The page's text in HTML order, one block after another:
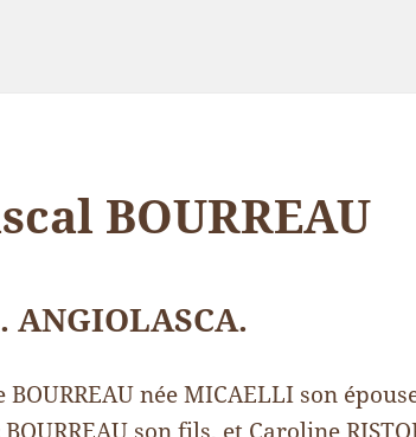
BOURREAU
ANGIOLASCA.
née MICAELLI son